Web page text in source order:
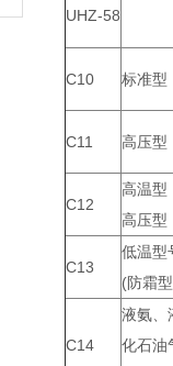
UHZ-58
C10 标准型
C11 高压型
C12
高温型
高压型
C13
低温型
(防霜
C14
液氨、
化石油